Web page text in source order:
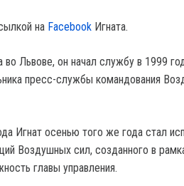
на Facebook Игната.
Львове, он начал службу в 1999
пресс-службы командования
Игнат осенью того же года стал
Воздушных сил, созданного в
главы управления.